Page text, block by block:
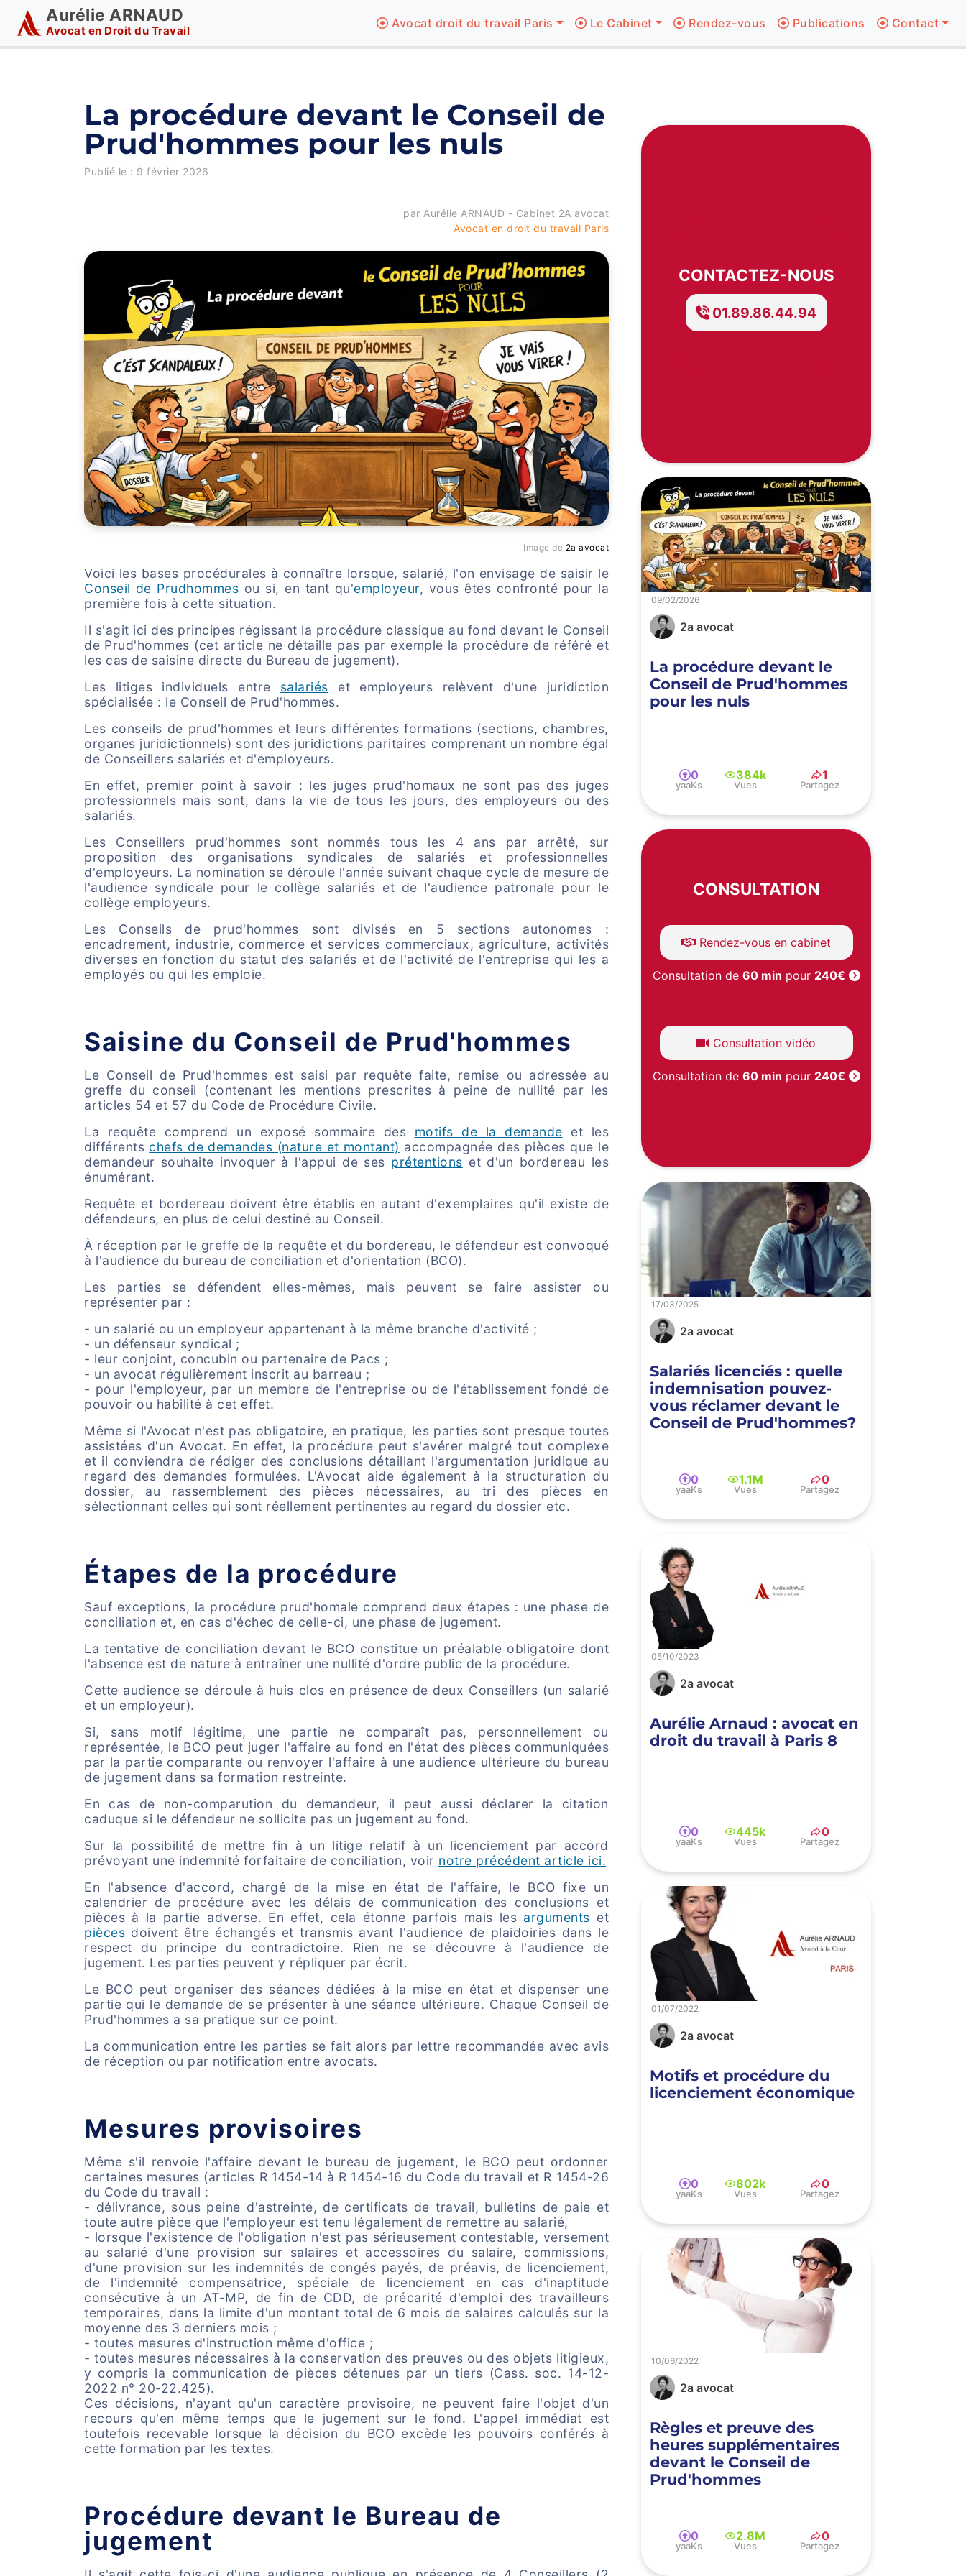
Aurélie ARNAUD
Avocat en Droit du Travail
Avocat droit du travail Paris Le Cabinet Rendez-vous Publications Contact
La procédure devant le Conseil de
Prud'hommes pour les nuls
Publié le : 9 février 2026
par Aurélie ARNAUD - Cabinet 2A avocat
Avocat en droit du travail Paris
Image de 2a avocat
Voici les bases procédurales à connaître lorsque, salarié, l'on envisage de saisir le
Conseil de Prudhommes ou si, en tant qu'employeur, vous êtes confronté pour la
première fois à cette situation.
Il s'agit ici des principes régissant la procédure classique au fond devant le Conseil
de Prud'hommes (cet article ne détaille pas par exemple la procédure de référé et
les cas de saisine directe du Bureau de jugement).
Les litiges individuels entre salariés et employeurs relèvent d'une juridiction
spécialisée : le Conseil de Prud'hommes.
Les conseils de prud'hommes et leurs différentes formations (sections, chambres,
organes juridictionnels) sont des juridictions paritaires comprenant un nombre égal
de Conseillers salariés et d'employeurs.
En effet, premier point à savoir : les juges prud'homaux ne sont pas des juges
professionnels mais sont, dans la vie de tous les jours, des employeurs ou des
salariés.
Les Conseillers prud'hommes sont nommés tous les 4 ans par arrêté, sur
proposition des organisations syndicales de salariés et professionnelles
d'employeurs. La nomination se déroule l'année suivant chaque cycle de mesure de
l'audience syndicale pour le collège salariés et de l'audience patronale pour le
collège employeurs.
Les Conseils de prud'hommes sont divisés en 5 sections autonomes :
encadrement, industrie, commerce et services commerciaux, agriculture, activités
diverses en fonction du statut des salariés et de l'activité de l'entreprise qui les a
employés ou qui les emploie.
Saisine du Conseil de Prud'hommes
Le Conseil de Prud'hommes est saisi par requête faite, remise ou adressée au
greffe du conseil (contenant les mentions prescrites à peine de nullité par les
articles 54 et 57 du Code de Procédure Civile.
La requête comprend un exposé sommaire des motifs de la demande et les
différents chefs de demandes (nature et montant) accompagnée des pièces que le
demandeur souhaite invoquer à l'appui de ses prétentions et d'un bordereau les
énumérant.
Requête et bordereau doivent être établis en autant d'exemplaires qu'il existe de
défendeurs, en plus de celui destiné au Conseil.
À réception par le greffe de la requête et du bordereau, le défendeur est convoqué
à l'audience du bureau de conciliation et d'orientation (BCO).
Les parties se défendent elles-mêmes, mais peuvent se faire assister ou
représenter par :
- un salarié ou un employeur appartenant à la même branche d'activité ;
- un défenseur syndical ;
- leur conjoint, concubin ou partenaire de Pacs ;
- un avocat régulièrement inscrit au barreau ;
- pour l'employeur, par un membre de l'entreprise ou de l'établissement fondé de
pouvoir ou habilité à cet effet.
Même si l'Avocat n'est pas obligatoire, en pratique, les parties sont presque toutes
assistées d'un Avocat. En effet, la procédure peut s'avérer malgré tout complexe
et il conviendra de rédiger des conclusions détaillant l'argumentation juridique au
regard des demandes formulées. L'Avocat aide également à la structuration du
dossier, au rassemblement des pièces nécessaires, au tri des pièces en
sélectionnant celles qui sont réellement pertinentes au regard du dossier etc.
Étapes de la procédure
Sauf exceptions, la procédure prud'homale comprend deux étapes : une phase de
conciliation et, en cas d'échec de celle-ci, une phase de jugement.
La tentative de conciliation devant le BCO constitue un préalable obligatoire dont
l'absence est de nature à entraîner une nullité d'ordre public de la procédure.
Cette audience se déroule à huis clos en présence de deux Conseillers (un salarié
et un employeur).
Si, sans motif légitime, une partie ne comparaît pas, personnellement ou
représentée, le BCO peut juger l'affaire au fond en l'état des pièces communiquées
par la partie comparante ou renvoyer l'affaire à une audience ultérieure du bureau
de jugement dans sa formation restreinte.
En cas de non-comparution du demandeur, il peut aussi déclarer la citation
caduque si le défendeur ne sollicite pas un jugement au fond.
Sur la possibilité de mettre fin à un litige relatif à un licenciement par accord
prévoyant une indemnité forfaitaire de conciliation, voir notre précédent article ici.
En l'absence d'accord, chargé de la mise en état de l'affaire, le BCO fixe un
calendrier de procédure avec les délais de communication des conclusions et
pièces à la partie adverse. En effet, cela étonne parfois mais les arguments et
pièces doivent être échangés et transmis avant l'audience de plaidoiries dans le
respect du principe du contradictoire. Rien ne se découvre à l'audience de
jugement. Les parties peuvent y répliquer par écrit.
Le BCO peut organiser des séances dédiées à la mise en état et dispenser une
partie qui le demande de se présenter à une séance ultérieure. Chaque Conseil de
Prud'hommes a sa pratique sur ce point.
La communication entre les parties se fait alors par lettre recommandée avec avis
de réception ou par notification entre avocats.
Mesures provisoires
Même s'il renvoie l'affaire devant le bureau de jugement, le BCO peut ordonner
certaines mesures (articles R 1454-14 à R 1454-16 du Code du travail et R 1454-26
du Code du travail :
- délivrance, sous peine d'astreinte, de certificats de travail, bulletins de paie et
toute autre pièce que l'employeur est tenu légalement de remettre au salarié,
- lorsque l'existence de l'obligation n'est pas sérieusement contestable, versement
au salarié d'une provision sur salaires et accessoires du salaire, commissions,
d'une provision sur les indemnités de congés payés, de préavis, de licenciement,
de l'indemnité compensatrice, spéciale de licenciement en cas d'inaptitude
consécutive à un AT-MP, de fin de CDD, de précarité d'emploi des travailleurs
temporaires, dans la limite d'un montant total de 6 mois de salaires calculés sur la
moyenne des 3 derniers mois ;
- toutes mesures d'instruction même d'office ;
- toutes mesures nécessaires à la conservation des preuves ou des objets litigieux,
y compris la communication de pièces détenues par un tiers (Cass. soc. 14-12-
2022 n° 20-22.425).
Ces décisions, n'ayant qu'un caractère provisoire, ne peuvent faire l'objet d'un
recours qu'en même temps que le jugement sur le fond. L'appel immédiat est
toutefois recevable lorsque la décision du BCO excède les pouvoirs conférés à
cette formation par les textes.
Procédure devant le Bureau de
jugement
CONTACTEZ-NOUS
01.89.86.44.94
2a avocat
La procédure devant le
Conseil de Prud'hommes
pour les nuls
09/02/2026
0
yaaKs
384k
Vues
1
Partagez
CONSULTATION
Rendez-vous en cabinet
Consultation de 60 min pour 240€
Consultation vidéo
Consultation de 60 min pour 240€
2a avocat
Salariés licenciés : quelle
indemnisation pouvez-
vous réclamer devant le
Conseil de Prud'hommes?
17/03/2025
0
yaaKs
1.1M
Vues
0
Partagez
2a avocat
Aurélie Arnaud : avocat en
droit du travail à Paris 8
05/10/2023
0
yaaKs
445k
Vues
0
Partagez
2a avocat
Motifs et procédure du
licenciement économique
01/07/2022
0
yaaKs
802k
Vues
0
Partagez
2a avocat
Règles et preuve des
heures supplémentaires
devant le Conseil de
Prud'hommes
10/06/2022
0
yaaKs
2.8M
Vues
0
Partagez